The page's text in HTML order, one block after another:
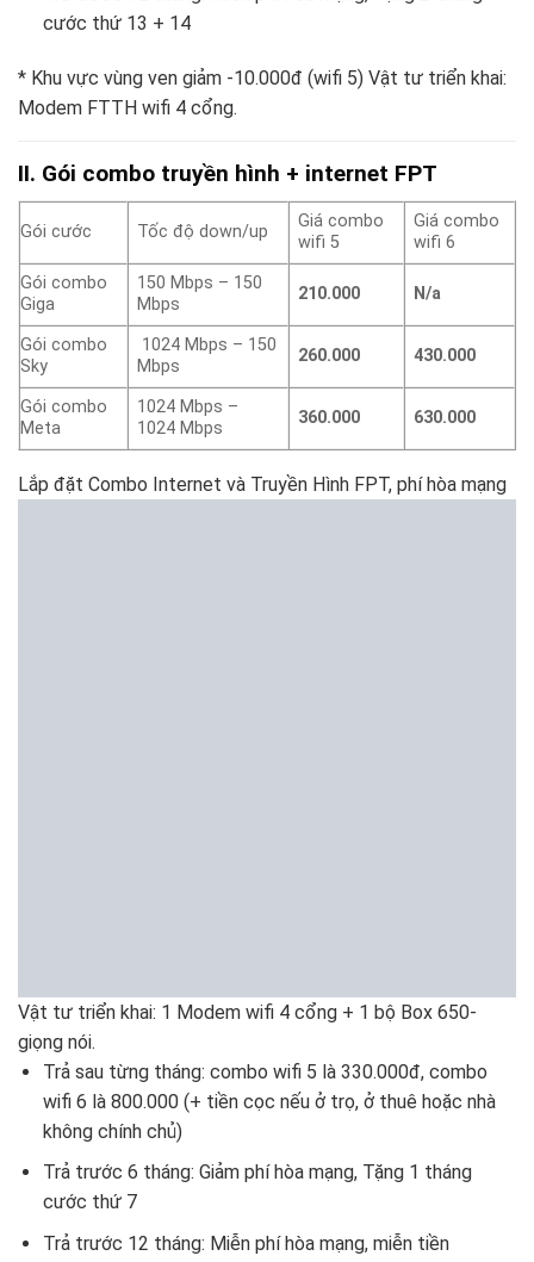
cước thứ 13 + 14
* Khu vực vùng ven giảm -10.000đ (wifi 5) Vật tư triển khai:
Modem FTTH wifi 4 cổng.
II. Gói combo truyền hình + internet FPT
Gói cước Tốc độ down/up
Giá combo
wifi 5
Giá combo
wifi 6
Gói combo
Giga
150 Mbps – 150
Mbps
210.000 N/a
Gói combo
Sky
1024 Mbps – 150
Mbps
260.000 430.000
Gói combo
Meta
1024 Mbps –
1024 Mbps
360.000 630.000
Lắp đặt Combo Internet và Truyền Hình FPT, phí hòa mạng
Vật tư triển khai: 1 Modem wifi 4 cổng + 1 bộ Box 650-
giọng nói.
Trả sau từng tháng: combo wifi 5 là 330.000đ, combo
wifi 6 là 800.000 (+ tiền cọc nếu ở trọ, ở thuê hoặc nhà
không chính chủ)
Trả trước 6 tháng: Giảm phí hòa mạng, Tặng 1 tháng
cước thứ 7
Trả trước 12 tháng: Miễn phí hòa mạng, miễn tiền